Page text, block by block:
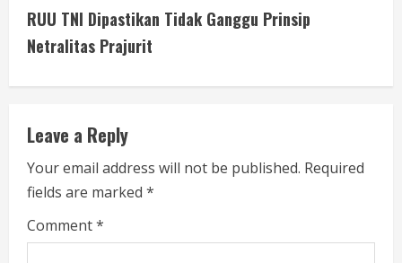
t
i
n
u
e
R
e
RUU TNI Dipastikan Tidak Ganggu Prinsip
Netralitas Prajurit
Leave a Reply
Your email address will not be published. Required
fields are marked *
Comment*